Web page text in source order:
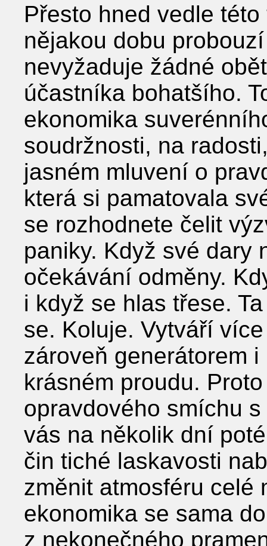
Přesto hned vedle
nějakou dobu
nevyžaduje žádné
účastníka bohatšího.
ekonomika
soudržnosti, na
jasném mluvení o
která si pamatovala
se rozhodnete čelit
paniky. Když své dary
očekávání odměny.
i když se hlas třese.
se. Koluje. Vytváří
zároveň generátorem
krásném proudu.
opravdového smíchu
vás na několik dní
čin tiché laskavosti
změnit atmosféru celé
ekonomika se sama
z nekonečného